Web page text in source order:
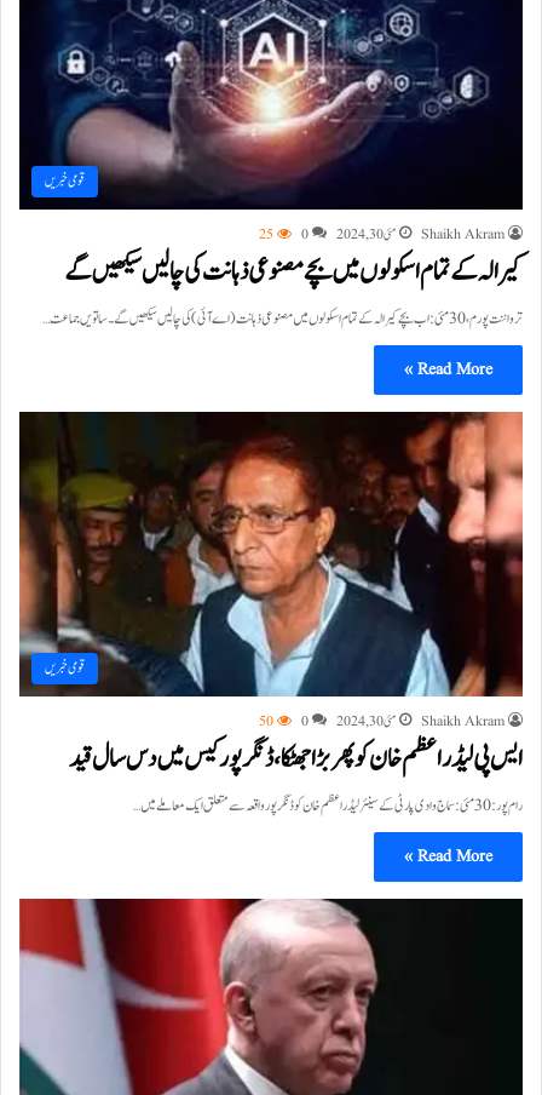
قومی خبریں
Shaikh Akram مئی 30, 2024 0
25
کیرالہ کے تمام اسکولوں میں بچے مصنوعی ذہانت کی چالیں سیکھیں گے
ترواننت پورم، 30 مئی:اب بچے کیرالہ کے تمام اسکولوں میں مصنوعی ذہانت (اے آئی) کی چالیں سیکھیں گے۔ ساتویں جماعت…
Read More »
قومی خبریں
Shaikh Akram مئی 30, 2024 0
50
ایس پی لیڈر اعظم خان کو پھر بڑا جھٹکا، ڈنگر پور کیس میں دس سال قید
رام پور: 30 مئی:سماج وادی پارٹی کے سینئر لیڈر اعظم خان کو ڈنگر پور واقعہ سے متعلق ایک معاملے میں…
Read More »